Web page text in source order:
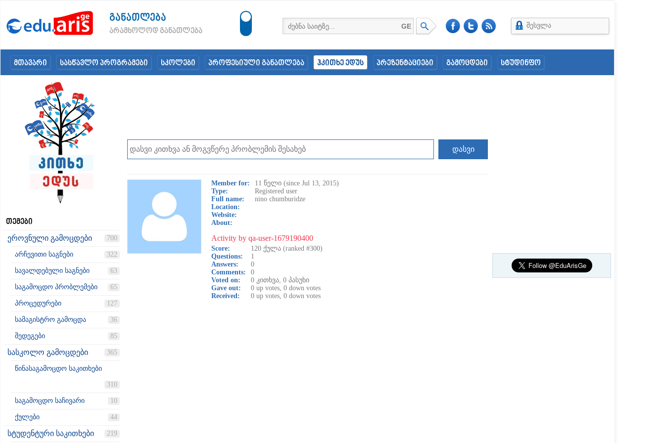
განათლება
არამხოლოდ განათლება
GE შესვლა
მთავარი სასწავლო პროგრამები სკოლები პროფესიული განათლება ჰკითხე ედუს პრეზენტაციები გამოცდები სტუდინფო
თემები
ეროვნული გამოცდები 700
არჩევითი საგნები 322
სავალდებული საგნები 63
საგამოცდო პრობლემები 65
პროცედურები 127
სამაგისტრო გამოცდა 36
შედეგები 85
სასკოლო გამოცდები 365
წინასაგამოცდო საკითხები
310
საგამოცდო საჩივარი 10
ქულები 44
სტუდენტური საკითხები 219
Member for:
11 წელი (since Jul 13, 2015)
Type:
Registered user
Full name:
nino chumburidze
Location:
Website:
About:
Activity by qa-user-1679190400
Score: 120 ქულა (ranked #300)
Questions:
1
Answers:
0
Comments:
0
Voted on:
0 კითხვა, 0 პასუხი
Gave out:
0 up votes, 0 down votes
Received:
0 up votes, 0 down votes